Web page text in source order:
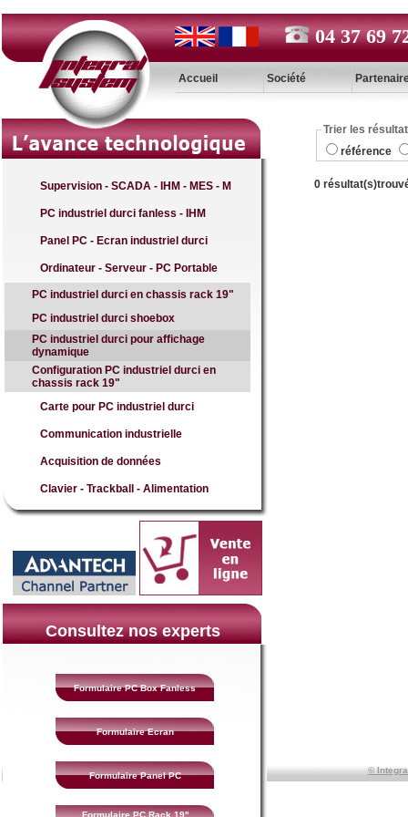
04 37 69
Trier les
référence
0
Accueil Société
Supervision - SCADA - IHM - MES - M
PC industriel durci fanless - IHM
Panel PC - Ecran industriel durci
Ordinateur - Serveur - PC Portable
PC industriel durci en chassis rack 19"
PC industriel durci shoebox
PC industriel durci pour affichage
dynamique
Configuration PC industriel durci en
chassis rack 19"
Carte pour PC industriel durci
Communication industrielle
Acquisition de données
Clavier - Trackball - Alimentation
Consultez nos experts
Formulaire PC Box Fanless
Formulaire Ecran
Formulaire Panel PC
Formulaire PC Rack 19''
©